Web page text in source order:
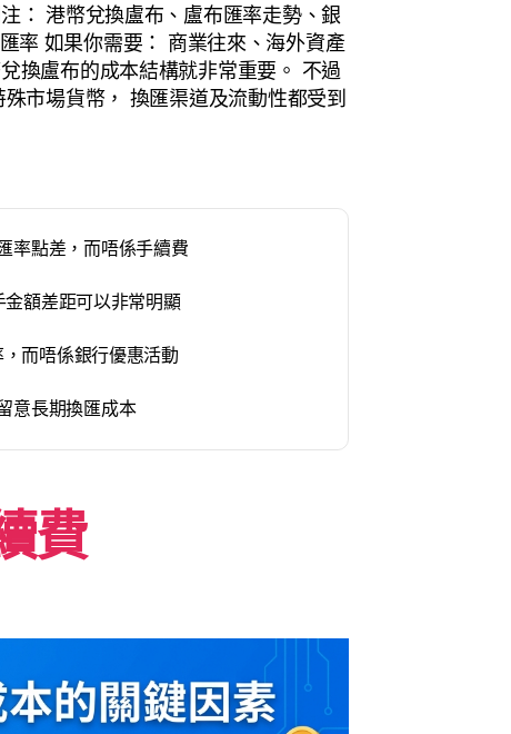
： 港幣兌換盧布、盧布匯率走勢、銀
率 如果你需要： 商業往來、海外資產
換盧布的成本結構就非常重要。 不過
市場貨幣， 換匯渠道及流動性都受到
率點差，而唔係手續費
額差距可以非常明顯
而唔係銀行優惠活動
意長期換匯成本
費